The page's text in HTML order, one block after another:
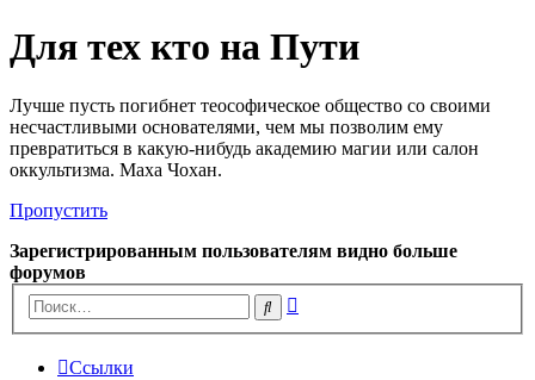
Для тех кто на Пути
Лучше пусть погибнет теософическое общество со своими
несчастливыми основателями, чем мы позволим ему
превратиться в какую-нибудь академию магии или салон
оккультизма. Маха Чохан.
Пропустить
Зарегистрированным пользователям видно больше
форумов
Поиск
Ссылки